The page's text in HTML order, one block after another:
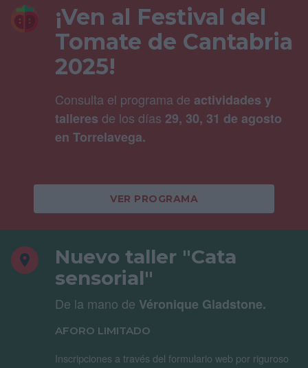
¡Ven al Festival del
Tomate de Cantabria
2025!
Consulta el programa de actividades y
talleres de los días 29, 30, 31 de agosto
en Torrelavega.
VER PROGRAMA
Nuevo taller "Cata
sensorial"
De la mano de Véronique Gladstone.
AFORO LIMITADO
Inscripciones a través del formulario web por riguroso